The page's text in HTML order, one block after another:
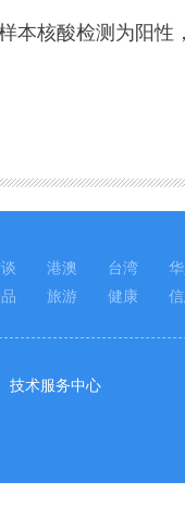
核酸检测为阳性
港澳 台湾
旅游 健康
技术服务中心